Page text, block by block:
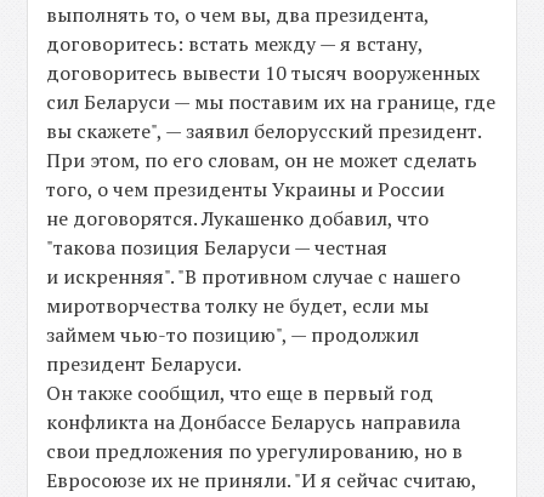
выполнять то, о чем вы, два президента,
договоритесь: встать между — я встану,
договоритесь вывести 10 тысяч вооруженных
сил Беларуси — мы поставим их на границе, где
вы скажете", — заявил белорусский президент.
При этом, по его словам, он не может сделать
того, о чем президенты Украины и России
не договорятся. Лукашенко добавил, что
"такова позиция Беларуси — честная
и искренняя". "В противном случае с нашего
миротворчества толку не будет, если мы
займем чью-то позицию", — продолжил
президент Беларуси.
Он также сообщил, что еще в первый год
конфликта на Донбассе Беларусь направила
свои предложения по урегулированию, но в
Евросоюзе их не приняли. "И я сейчас считаю,